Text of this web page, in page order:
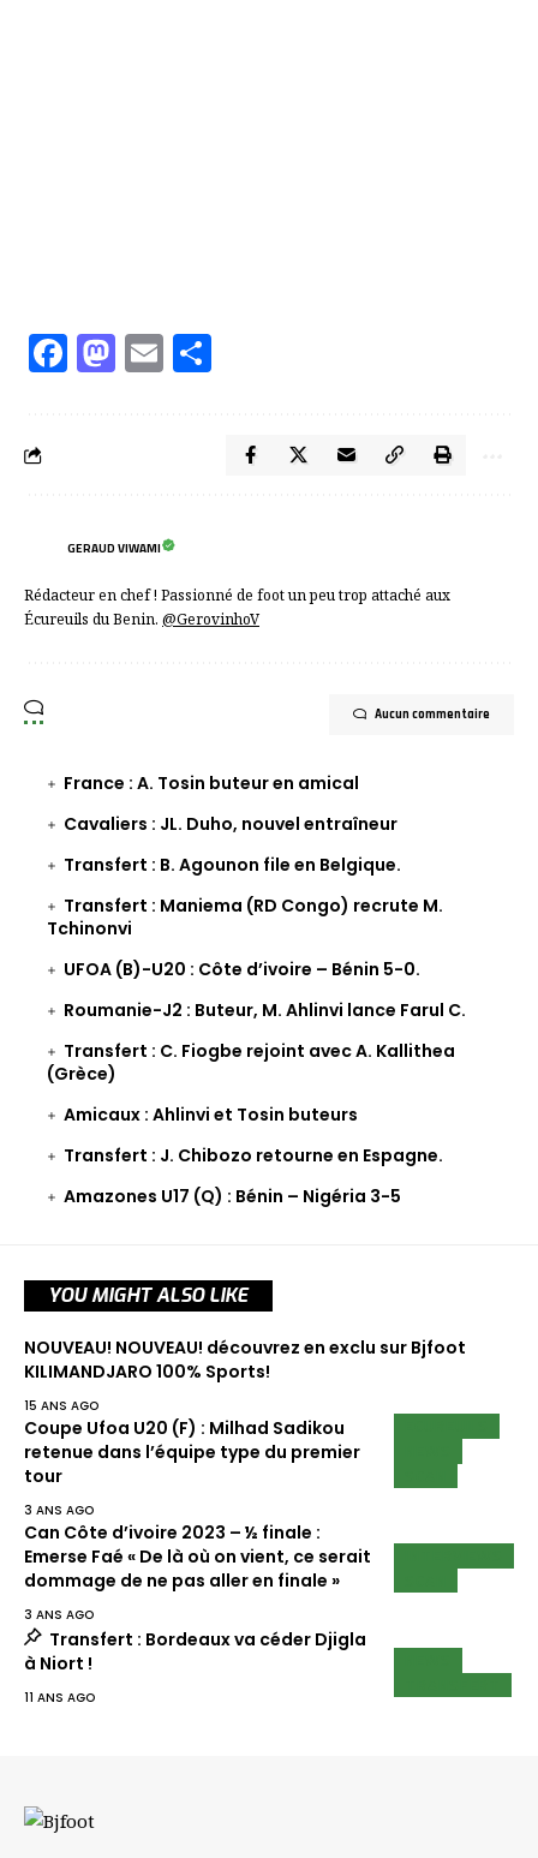
Facebook
Mastodon
Email
GERAUD VIWAMI
Rédacteur en chef ! Passionné de foot un peu trop attaché aux
Écureuils du Benin. @GerovinhoV
Aucun commentaire
France : A. Tosin buteur en amical
Cavaliers : JL. Duho, nouvel entraîneur
Transfert : B. Agounon file en Belgique.
Transfert : Maniema (RD Congo) recrute M.
Tchinonvi
UFOA (B)-U20 : Côte d’ivoire – Bénin 5-0.
Roumanie-J2 : Buteur, M. Ahlinvi lance Farul C.
Transfert : C. Fiogbe rejoint avec A. Kallithea
(Grèce)
Amicaux : Ahlinvi et Tosin buteurs
Transfert : J. Chibozo retourne en Espagne.
Amazones U17 (Q) : Bénin – Nigéria 3-5
YOU MIGHT ALSO LIKE
NOUVEAU! NOUVEAU! découvrez en exclu sur Bjfoot
KILIMANDJARO 100% Sports!
15 ANS AGO
Coupe Ufoa U20 (F) : Milhad Sadikou
retenue dans l’équipe type du premier
tour
3 ANS AGO
Can Côte d’ivoire 2023 – ½ finale :
Emerse Faé « De là où on vient, ce serait
dommage de ne pas aller en finale »
3 ANS AGO
Transfert : Bordeaux va céder Djigla
à Niort !
11 ANS AGO